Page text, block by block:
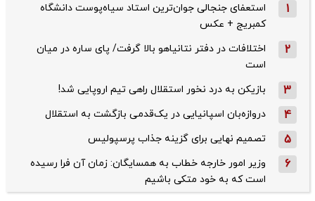
1
استعفای جنجالی جوان‌ترین استاد سیاه‌پوست دانشگاه
کمبریج + عکس
2
اختلافات در دفتر نتانیاهو بالا گرفت/ پای ساره در میان
است
3 بازیکن به درد نخور استقلال راهی تیم اروپایی شد!
4 دروازه‌بان اسپانیایی در یک‌قدمی بازگشت به استقلال
5 تصمیم نهایی برای گزینه جذاب پرسپولیس
6
وزیر امور خارجه خطاب به همسایگان: زمان آن فرا رسیده
است که به خود متکی باشیم